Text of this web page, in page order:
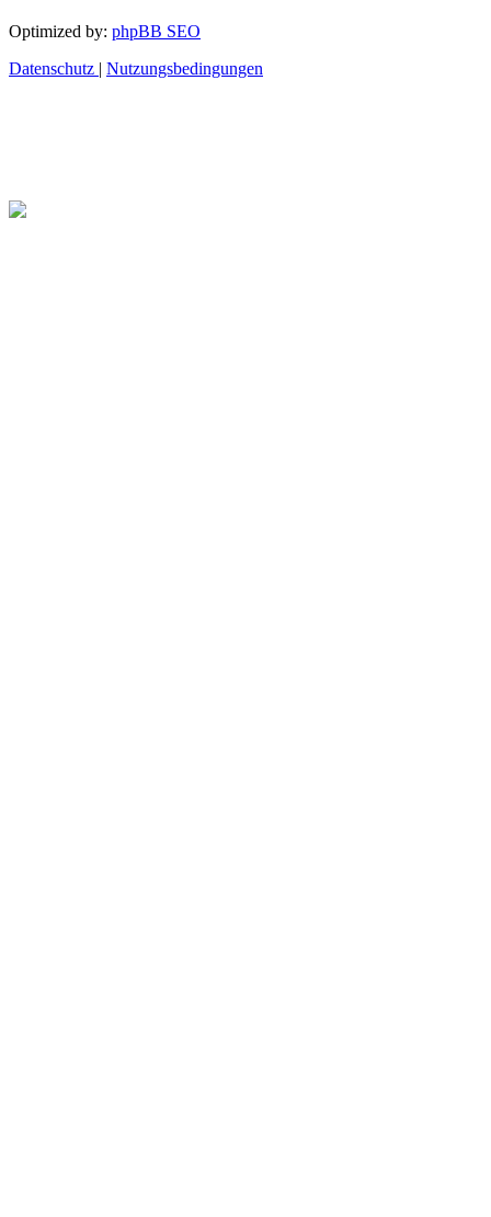
Optimized by: phpBB SEO
Datenschutz | Nutzungsbedingungen